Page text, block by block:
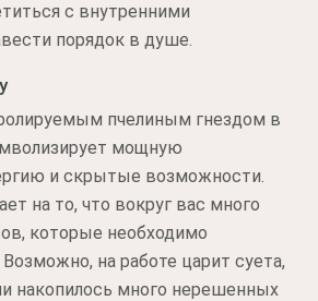
с внутренними
порядок в душе.
пчелиным гнездом в
мощную
и скрытые возможности.
на то, что вокруг вас много
которые необходимо
на работе царит суета,
накопилось много нерешенных